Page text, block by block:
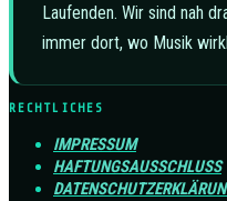
Laufenden. Wir sind nah
immer dort, wo Musik
RECHTLICHES
IMPRESSUM
HAFTUNGSAUSSCHLUSS